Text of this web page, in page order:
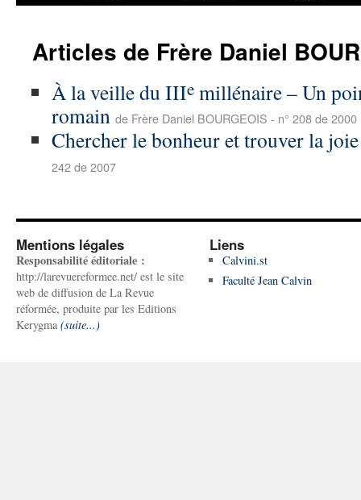
Articles de Frère Daniel
À la veille du IIIe millénaire – Un
romain de Frère Daniel BOURGEOIS - n° 208 de 2000
Chercher le bonheur et trouver la joie
242 de 2007
Mentions légales
Responsabilité éditoriale :
http://larevuereformee.net/ est le site
web de diffusion de La Revue
réformée, produite par les Editions
Kerygma (suite...)
Liens
Calvini.st
Faculté Jean Calvin